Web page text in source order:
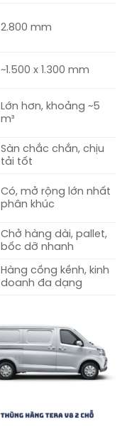
2.800 mm
~1.500 x 1.300 mm
Lớn hơn, khoảng ~5
m³
Sàn chắc chắn, chịu
tải tốt
Có, mở rộng lớn nhất
phân khúc
Chở hàng dài, pallet,
bốc dỡ nhanh
Hàng cồng kềnh, kinh
doanh đa dạng